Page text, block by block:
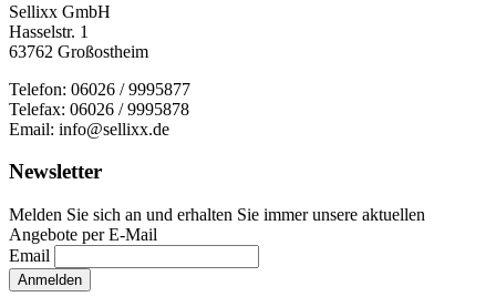
Sellixx GmbH
Hasselstr. 1
63762 Großostheim
Telefon: 06026 / 9995877
Telefax: 06026 / 9995878
Email: info@sellixx.de
Newsletter
Melden Sie sich an und erhalten Sie immer unsere aktuellen
Angebote per E-Mail
Email